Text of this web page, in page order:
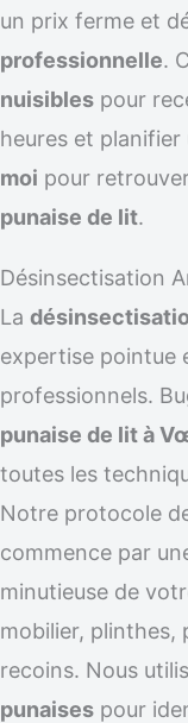
un prix ferme et
professionnelle.
nuisibles pour
heures et planifier
moi pour
punaise de lit.
Désinsectisation
La
expertise pointue
professionnels.
punaise de lit à
toutes les
Notre protocole
commence par
minutieuse de
mobilier, plinthes,
recoins. Nous
punaises pour